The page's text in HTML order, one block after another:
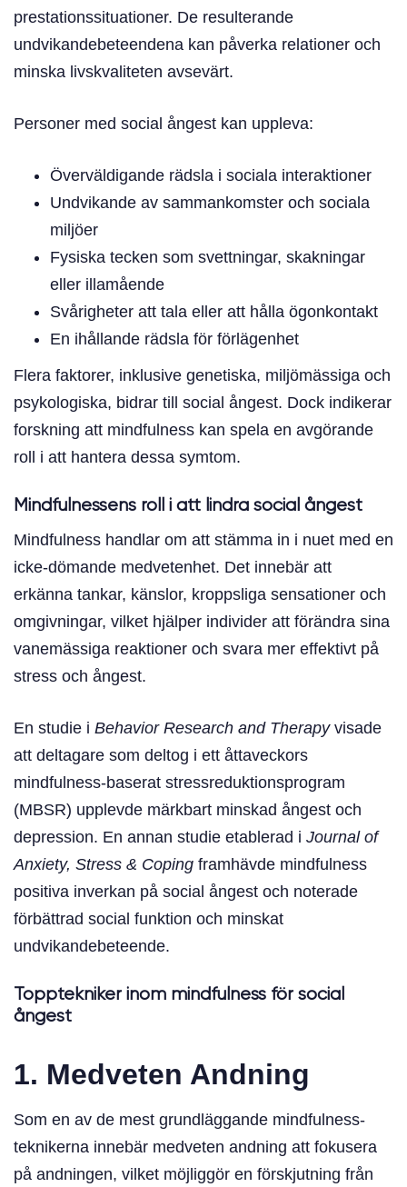
prestationssituationer. De resulterande
undvikandebeteendena kan påverka relationer och
minska livskvaliteten avsevärt.
Personer med social ångest kan uppleva:
Överväldigande rädsla i sociala interaktioner
Undvikande av sammankomster och sociala
miljöer
Fysiska tecken som svettningar, skakningar
eller illamående
Svårigheter att tala eller att hålla ögonkontakt
En ihållande rädsla för förlägenhet
Flera faktorer, inklusive genetiska, miljömässiga och
psykologiska, bidrar till social ångest. Dock indikerar
forskning att mindfulness kan spela en avgörande
roll i att hantera dessa symtom.
Mindfulnessens roll i att lindra social ångest
Mindfulness handlar om att stämma in i nuet med en
icke-dömande medvetenhet. Det innebär att
erkänna tankar, känslor, kroppsliga sensationer och
omgivningar, vilket hjälper individer att förändra sina
vanemässiga reaktioner och svara mer effektivt på
stress och ångest.
En studie i Behavior Research and Therapyvisade
att deltagare som deltog i ett åttaveckors
mindfulness-baserat stressreduktionsprogram
(MBSR) upplevde märkbart minskad ångest och
depression. En annan studie etablerad i Journal of
Anxiety, Stress & Coping framhävde mindfulness
positiva inverkan på social ångest och noterade
förbättrad social funktion och minskat
undvikandebeteende.
Topptekniker inom mindfulness för social
ångest
1. Medveten Andning
Som en av de mest grundläggande mindfulness-
teknikerna innebär medveten andning att fokusera
på andningen, vilket möjliggör en förskjutning från